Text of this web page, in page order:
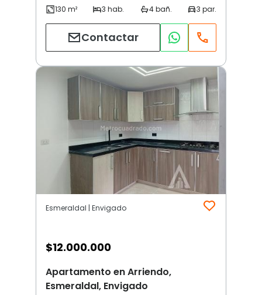
Contactar
Esmeraldal | Envigado
$12.000.000
Apartamento en Arriendo,
Esmeraldal, Envigado